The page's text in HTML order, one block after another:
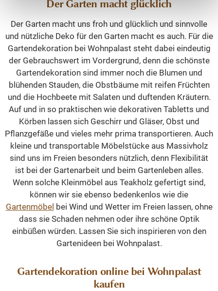
Der Garten macht glücklich
Der Garten macht uns froh und glücklich und sinnvolle
und nützliche Deko für den Garten macht es auch. Für die
Gartendekoration bei Wohnpalast steht dabei eindeutig
der Gebrauchswert im Vordergrund, denn die schönste
Gartendekoration sind immer noch die Blumen und
blühenden Stauden, die Obstbäume mit reifen Früchten
und die Hochbeete mit Salaten und duftenden Kräutern.
Auf und in so praktischen wie dekorativen Tabletts und
Körben lassen sich Geschirr und Gläser, Obst und
Pflanzgefäße und vieles mehr prima transportieren. Auch
kleine und transportable Möbelstücke aus Massivholz
sind uns im Freien besonders nützlich, denn Flexibilität
ist bei der Gartenarbeit und beim Gartenleben alles.
Wenn solche Kleinmöbel aus Teakholz gefertigt sind,
können wir sie ebenso bedenkenlos wie die
Gartenmöbel bei Wind und Wetter im Freien lassen, ohne
dass sie Schaden nehmen oder ihre schöne Optik
einbüßen würden. Lassen Sie sich inspirieren von den
Gartenideen bei Wohnpalast.
Gartendekoration online bei Wohnpalast
kaufen